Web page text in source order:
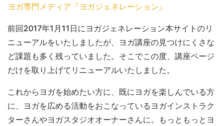
ヨガ専門メディア『ヨガジェネレーション』
前回2017年1月11日にヨガジェネレーション本サイトのリ
ニューアルをいたしましたが、ヨガ講座の見つけにくさな
ど課題も多く残っていました。そこでこの度、講座ページ
だけを取り上げてリニューアルいたしました。
これからヨガを始めたい方に、既にヨガを楽しんでいる方
に、ヨガを広める活動をおこなっているヨガインストラク
ターさんやヨガスタジオオーナーさんに。もっともっとヨ